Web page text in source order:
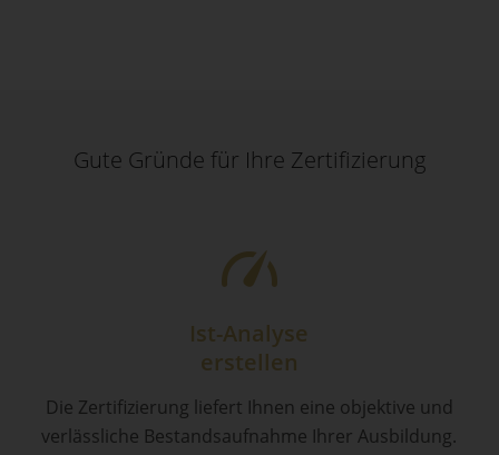
Gute Gründe für Ihre Zertifizierung
Ist-Analyse
erstellen
Die Zertifizierung liefert Ihnen eine objektive und
verlässliche Bestandsaufnahme Ihrer Ausbildung.